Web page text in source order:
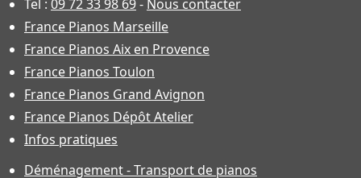
Tel : 09 72 33 98 69- Nous contacter
France Pianos Marseille
France Pianos Aix en Provence
France Pianos Toulon
France Pianos Grand Avignon
France Pianos Dépôt Atelier
Infos pratiques
Déménagement - Transport de pianos